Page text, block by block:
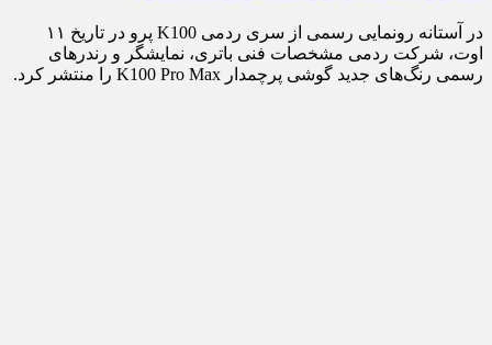
در آستانه رونمایی رسمی از سری ردمی K100 پرو در تاریخ ۱۱
اوت، شرکت ردمی مشخصات فنی باتری، نمایشگر و رندرهای
رسمی رنگ‌های جدید گوشی پرچمدار K100 Pro Max را منتشر کرد.